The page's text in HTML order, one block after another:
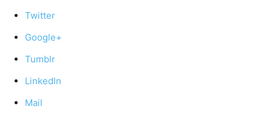
Twitter
Google+
Tumblr
LinkedIn
Mail